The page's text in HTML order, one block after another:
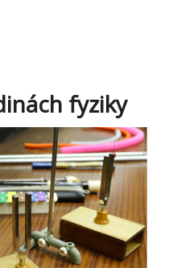
fyziky